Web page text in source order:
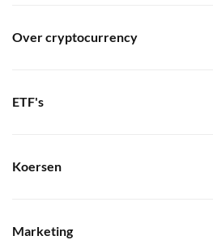
Over cryptocurrency
ETF's
Koersen
Marketing